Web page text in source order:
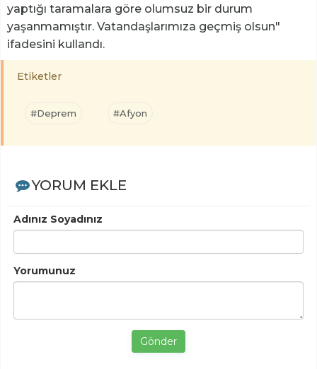
yaptığı taramalara göre olumsuz bir durum
yaşanmamıştır. Vatandaşlarımıza geçmiş olsun"
ifadesini kullandı.
Etiketler
#Deprem #Afyon
YORUM EKLE
Adınız Soyadınız
Yorumunuz
Gönder